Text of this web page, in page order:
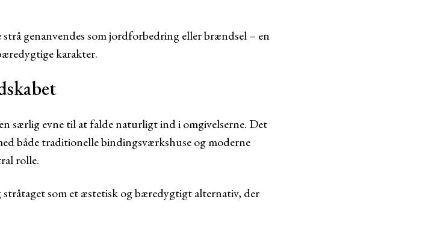
genanvendes som jordforbedring eller brændsel – en
karakter.
særlig evne til at falde naturligt ind i omgivelserne. Det
både traditionelle bindingsværkshuse og moderne
rolle.
som et æstetisk og bæredygtigt alternativ, der